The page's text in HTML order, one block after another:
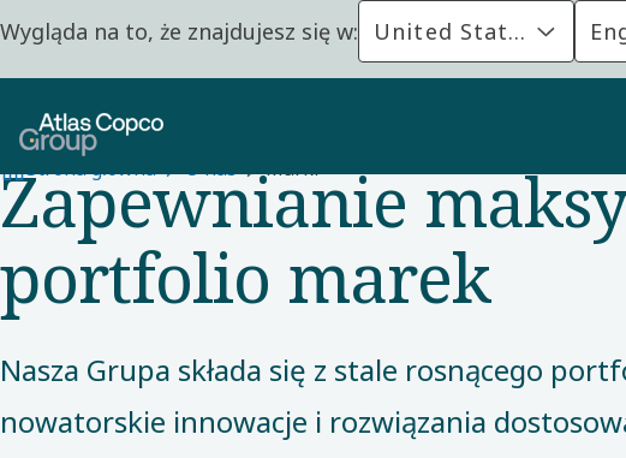
Wygląda na to, że znajdujesz się w: United States
Strona główna
O nas Marki
O NAS
Zapewnianie
portfolio marek
Nasza Grupa składa się z stale rosnącego
nowatorskie innowacje i rozwiązania